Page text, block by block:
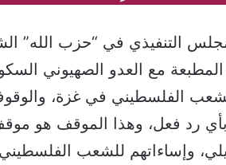
التنفيذي في “حزب الله”
مع العدو الصهيوني
للشعب الفلسطيني في غزة،
بأي رد فعل، وهذا الموقف هو
وإساءاتهم للشعب